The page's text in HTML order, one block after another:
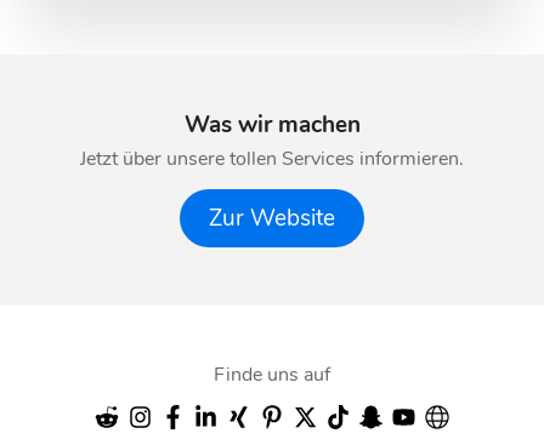
Was wir machen
Jetzt über unsere tollen Services informieren.
Zur Website
Finde uns auf